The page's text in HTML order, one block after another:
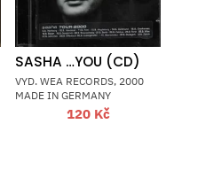
SASHA …YOU (CD)
VYD. WEA RECORDS, 2000
MADE IN GERMANY
120 Kč